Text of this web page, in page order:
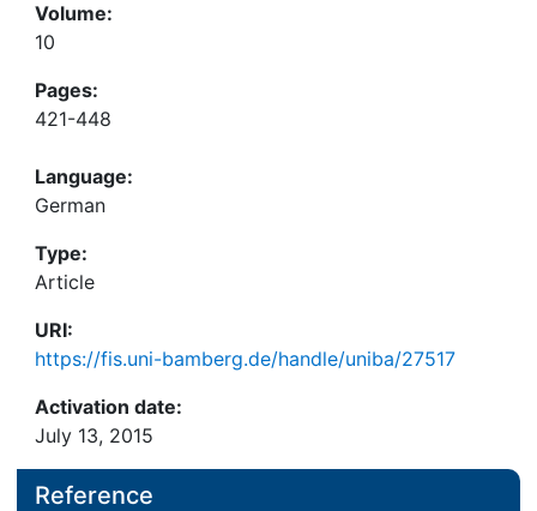
Volume:
10
Pages:
421-448
Language:
German
Type:
Article
URI:
https://fis.uni-bamberg.de/handle/uniba/27517
Activation date:
July 13, 2015
Reference